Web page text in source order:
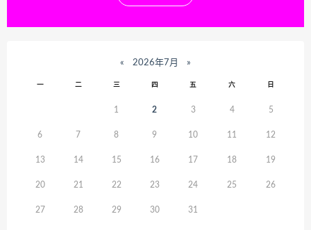
« 2026年7月 »
一 二 三 四 五 六 日
1 2 3 4 5
6 7 8 9 10 11 12
13 14 15 16 17 18 19
20 21 22 23 24 25 26
27 28 29 30 31